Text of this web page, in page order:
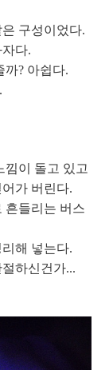
구성이었다.
다.
까? 아쉽다.
낌이 돌고 있고
가 버린다.
흔들리는 버스
해 넣는다.
하신건가...